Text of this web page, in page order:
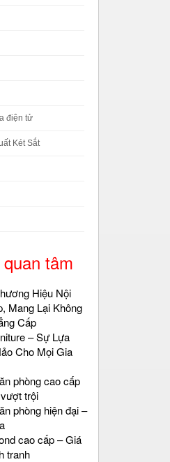
điện tử
Két Sắt
tâm
Hiệu Nội
Mang Lại Không
Cấp
– Sự Lựa
Cho Mọi Gia
phòng cao cấp
trội
phòng hiện đại –
cao cấp – Giá
tranh